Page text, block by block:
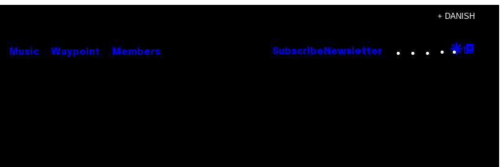
+ DANISH
Music Waypoint Members Subscribe Newsletter Instagram
TikTok
YouTube
Google